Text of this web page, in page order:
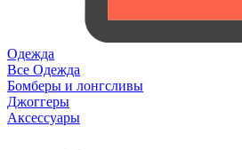
Одежда
Все Одежда
Бомберы и лонгсливы
Джоггеры
Аксессуары